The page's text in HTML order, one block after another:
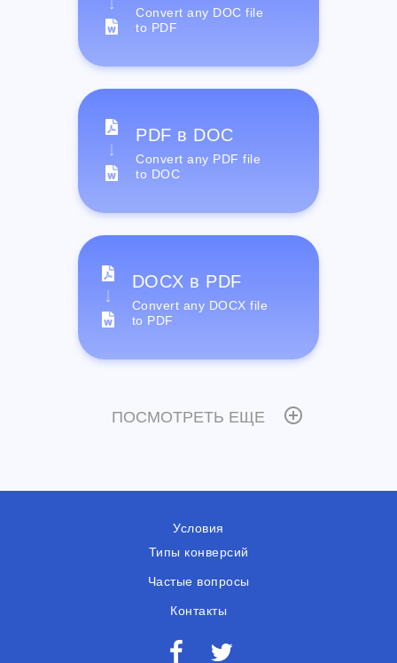
Convert any DOC file
to PDF
PDF в DOC
Convert any PDF file
to DOC
DOCX в PDF
Convert any DOCX file
to PDF
ПОСМОТРЕТЬ ЕЩЕ
Условия
Типы конверсий
Частые вопросы
Контакты